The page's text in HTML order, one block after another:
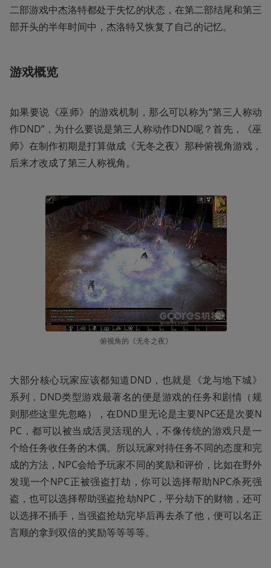
二部游戏中杰洛特都处于失忆的状态，在第二部结尾和第三
部开头的半年时间中，杰洛特又恢复了自己的记忆。
游戏概览
如果要说《巫师》的游戏机制，那么可以称为“第三人称动
作DND”，为什么要说是第三人称动作DND呢？首先，《巫
师》在制作初期是打算做成《无冬之夜》那种俯视角游戏，
后来才改成了第三人称视角。
俯视角的《无冬之夜》
大部分核心玩家应该都知道DND，也就是《龙与地下城》
系列，DND类型游戏最著名的便是游戏的任务和剧情（规
则那些这里先忽略），在DND里无论是主要NPC还是次要N
PC，都可以被当成活灵活现的人，不像传统的游戏只是一
个给任务收任务的木偶。所以玩家对待任务不同的态度和完
成的方法，NPC会给予玩家不同的奖励和评价，比如在野外
发现一个NPC正被强盗打劫，你可以选择帮助NPC杀死强
盗，也可以选择帮助强盗抢劫NPC，平分劫下的财物，还可
以选择不插手，当强盗抢劫完毕后再去杀了他，便可以名正
言顺的拿到双倍的奖励等等等等。